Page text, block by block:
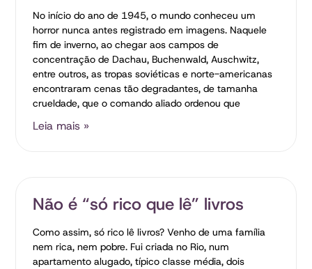
No início do ano de 1945, o mundo conheceu um
horror nunca antes registrado em imagens. Naquele
fim de inverno, ao chegar aos campos de
concentração de Dachau, Buchenwald, Auschwitz,
entre outros, as tropas soviéticas e norte-americanas
encontraram cenas tão degradantes, de tamanha
crueldade, que o comando aliado ordenou que
Leia mais »
Não é “só rico que lê” livros
Como assim, só rico lê livros? Venho de uma família
nem rica, nem pobre. Fui criada no Rio, num
apartamento alugado, típico classe média, dois